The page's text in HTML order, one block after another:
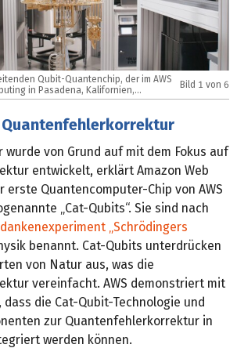
Qubit-Quantenchip, der im AWS
in Pasadena, Kalifornien,
(Bild: Amazon Web Services)
Bild 1 von 6
von Grund auf mit dem Fokus auf
entwickelt, erklärt Amazon Web
erste Quantencomputer-Chip von AWS
„Cat-Qubits“. Sie sind nach
„Schrödingers
benannt. Cat-Qubits unterdrücken
von Natur aus, was die
vereinfacht. AWS demonstriert mit
dass die Cat-Qubit-Technologie und
zur Quantenfehlerkorrektur in
werden können.